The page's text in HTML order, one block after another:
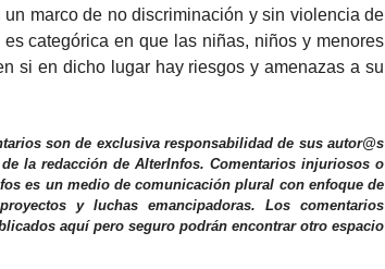
marco de no discriminación y sin violencia de
categórica en que las niñas, niños y menores
si en dicho lugar hay riesgos y amenazas a su
son de exclusiva responsabilidad de sus autor@s
la redacción de AlterInfos. Comentarios injuriosos o
es un medio de comunicación plural con enfoque de
y luchas emancipadoras. Los comentarios
aquí pero seguro podrán encontrar otro espacio